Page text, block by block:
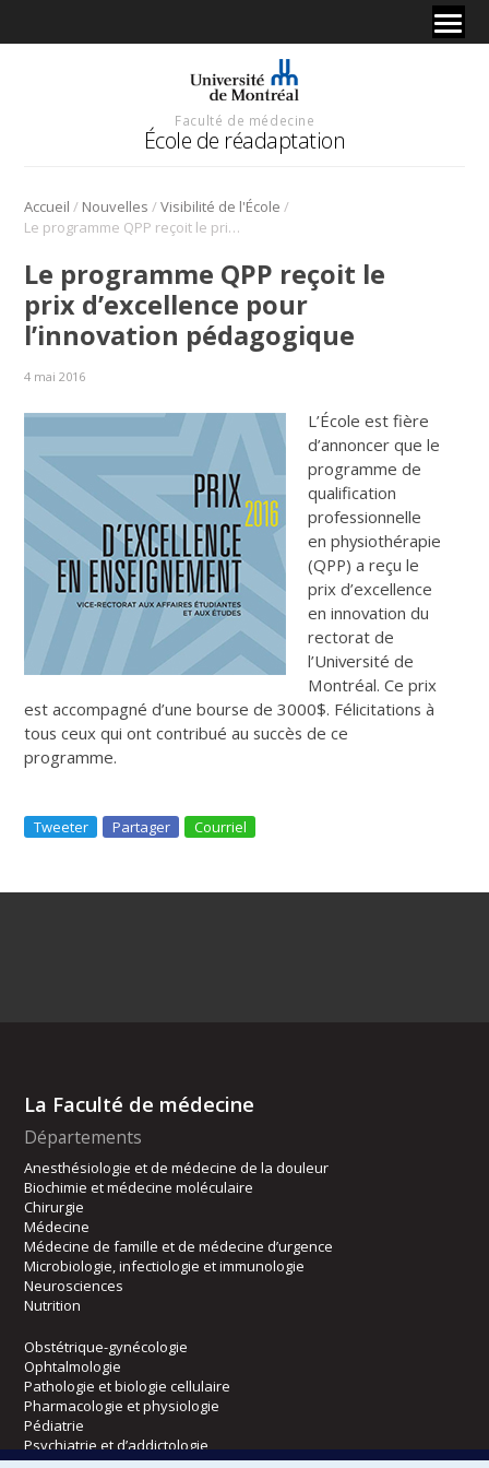
Faculté de médecine
École de réadaptation
Accueil / Nouvelles /Visibilité de l'École /
Le programme QPP reçoit le prix d’excellence pour l’innovation pédagogique
Le programme QPP reçoit le
prix d’excellence pour
l’innovation pédagogique
4 mai 2016
L’École est fière
d’annoncer que le
programme de
qualification
professionnelle
en physiothérapie
(QPP) a reçu le
prix d’excellence
en innovation du
rectorat de
l’Université de
Montréal. Ce prix
est accompagné d’une bourse de 3000$. Félicitations à
tous ceux qui ont contribué au succès de ce
programme.
Tweeter Partager Courriel
La Faculté de médecine
Départements
Anesthésiologie et de médecine de la douleur
Biochimie et médecine moléculaire
Chirurgie
Médecine
Médecine de famille et de médecine d’urgence
Microbiologie, infectiologie et immunologie
Neurosciences
Nutrition
Obstétrique-gynécologie
Ophtalmologie
Pathologie et biologie cellulaire
Pharmacologie et physiologie
Pédiatrie
Psychiatrie et d’addictologie